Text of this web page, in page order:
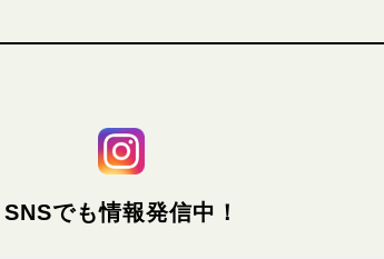
SNSでも情報発信中！